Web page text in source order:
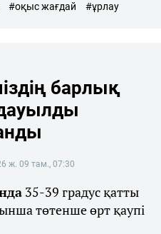
#оқыс жағдай #ұрлау
барлық
дауылды
ж. 09 там., 07:30
35-39 градус қатты
төтенше өрт қаупі